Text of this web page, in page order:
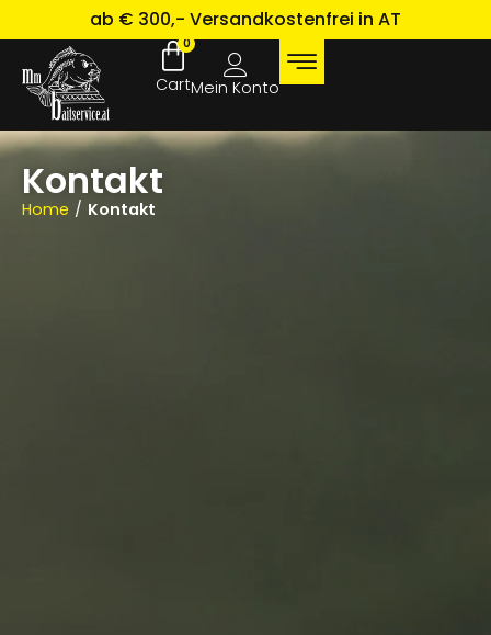
ab € 300,- Versandkostenfrei in AT
0
Mein Konto
Kontakt
Home / Kontakt